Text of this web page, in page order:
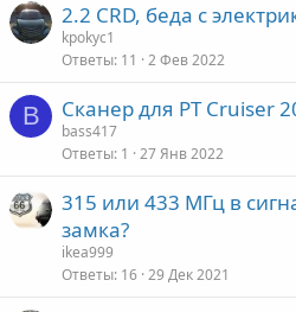
2.2 CRD, беда с
kpokyc1
Ответы 11 2 Фев 2022
B Сканер для PT Cruiser
bass417
Ответы 1 27 Янв 2022
315 или 433 МГц в
замка?
ikea999
Ответы 16 29 Дек 2021